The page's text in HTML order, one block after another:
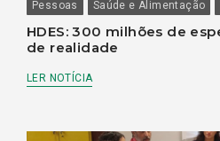
Pessoas Saúde e Alimentação
HDES: 300 milhões de
de realidade
LER NOTÍCIA